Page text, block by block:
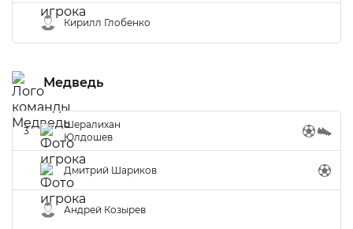
Кирилл Глобенко
Медведь
3
Шералихан
Юлдошев
Дмитрий Шариков
Андрей Козырев